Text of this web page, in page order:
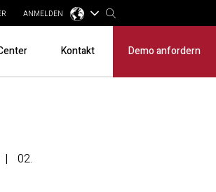
ANMELDEN
Kontakt Demo anfordern
02.